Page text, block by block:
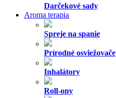
Darčekové sady
Aroma terapia
Spreje na spanie
Prírodné osviežovače
Inhalátory
Roll-ony